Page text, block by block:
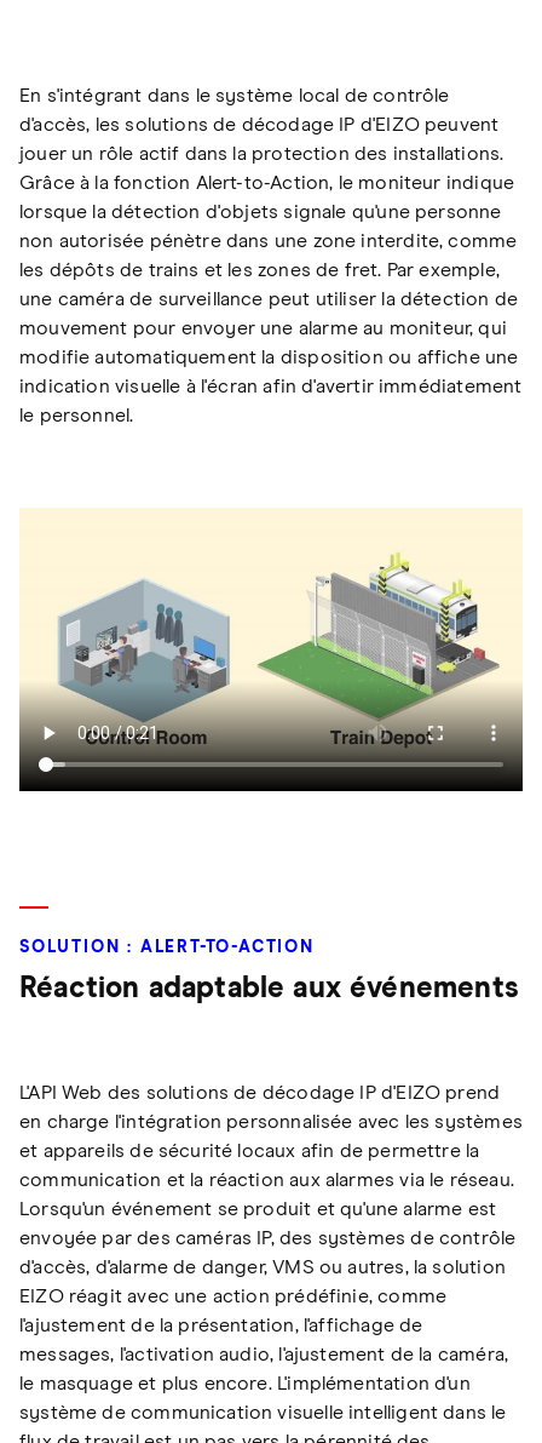
En s'intégrant dans le système local de contrôle
d'accès, les solutions de décodage IP d'EIZO peuvent
jouer un rôle actif dans la protection des installations.
Grâce à la fonction Alert-to-Action, le moniteur indique
lorsque la détection d'objets signale qu'une personne
non autorisée pénètre dans une zone interdite, comme
les dépôts de trains et les zones de fret. Par exemple,
une caméra de surveillance peut utiliser la détection de
mouvement pour envoyer une alarme au moniteur, qui
modifie automatiquement la disposition ou affiche une
indication visuelle à l'écran afin d'avertir immédiatement
le personnel.
SOLUTION : ALERT-TO-ACTION
Réaction adaptable aux événements
L'API Web des solutions de décodage IP d'EIZO prend
en charge l'intégration personnalisée avec les systèmes
et appareils de sécurité locaux afin de permettre la
communication et la réaction aux alarmes via le réseau.
Lorsqu'un événement se produit et qu'une alarme est
envoyée par des caméras IP, des systèmes de contrôle
d'accès, d'alarme de danger, VMS ou autres, la solution
EIZO réagit avec une action prédéfinie, comme
l'ajustement de la présentation, l'affichage de
messages, l'activation audio, l'ajustement de la caméra,
le masquage et plus encore. L'implémentation d'un
système de communication visuelle intelligent dans le